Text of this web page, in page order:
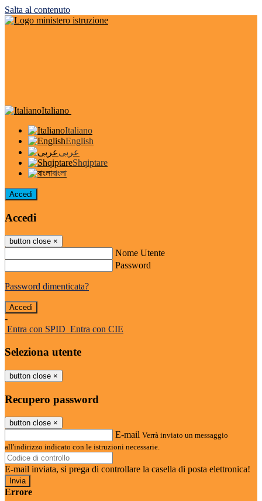
Salta al contenuto
Italiano
Italiano
English
عربى
Shqiptare
বাংলা
Accedi
Accedi
button close ×
Nome Utente
Password
Password dimenticata?
-
Entra con SPID Entra con CIE
Seleziona utente
button close ×
Recupero password
button close ×
E-mail Verrà inviato un messaggio
all'indirizzo indicato con le istruzioni necessarie.
E-mail inviata, si prega di controllare la casella di posta elettronica!
Errore